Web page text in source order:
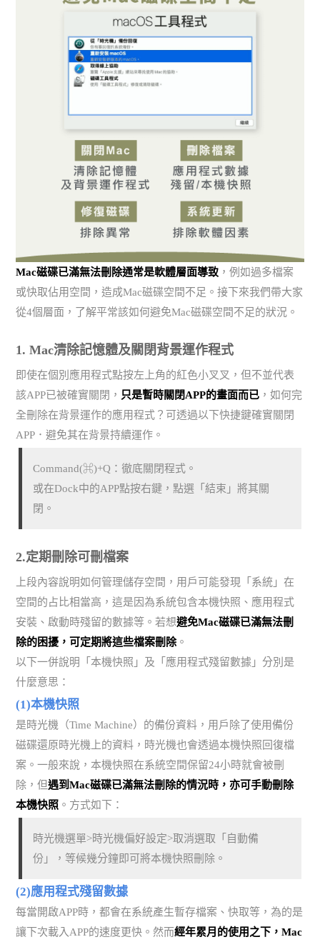
Mac磁碟已滿無法刪除通常是軟體層面導致 ，例如過多檔案
或快取佔用空間，造成Mac磁碟空間不足。接下來我們帶大家
從4個層面，了解平常該如何避免Mac磁碟空間不足的狀況。
1. Mac清除記憶體及關閉背景運作程式
即使在個別應用程式點按左上角的紅色小叉叉，但不並代表
該APP已被確實關閉， 只是暫時關閉APP的畫面而已 ，如何完
全刪除在背景運作的應用程式？可透過以下快捷鍵確實關閉
APP．避免其在背景持續運作。
Command(⌘)+Q：徹底關閉程式。
或在Dock中的APP點按右鍵，點選「結束」將其關
閉。
2.定期刪除可刪檔案
上段內容說明如何管理儲存空間，用戶可能發現「系統」在
空間的占比相當高，這是因為系統包含本機快照、應用程式
安裝、啟動時殘留的數據等。若想避免Mac磁碟已滿無法刪
除的困擾，可定期將這些檔案刪除。
以下一併說明「本機快照」及「應用程式殘留數據」分別是
什麼意思：
(1)本機快照
是時光機（Time Machine）的備份資料，用戶除了使用備份
磁碟還原時光機上的資料，時光機也會透過本機快照回復檔
案。一般來說，本機快照在系統空間保留24小時就會被刪
除，但遇到Mac磁碟已滿無法刪除的情況時，亦可手動刪除
本機快照 。方式如下：
時光機選單>時光機偏好設定>取消選取「自動備
份」，等候幾分鐘即可將本機快照刪除。
(2)應用程式殘留數據
每當開啟APP時，都會在系統產生暫存檔案、快取等，為的是
讓下次載入APP的速度更快。然而經年累月的使用之下，Mac